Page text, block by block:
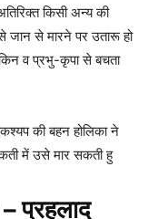
किसी अन्य की
जान से मारने पर उतारू हो
व प्रभु-कृपा से बचता
की बहन होलिका ने
में उसे मार सकती हु
प्रहलाद